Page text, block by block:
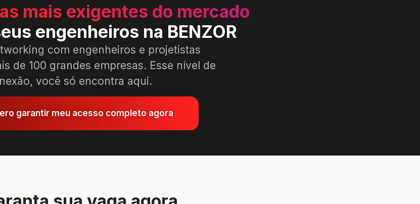
mais exigentes do mercado
engenheiros na BENZOR
com engenheiros e projetistas
de 100 grandes empresas. Esse nível de
você só encontra aqui.
garantir meu acesso completo agora